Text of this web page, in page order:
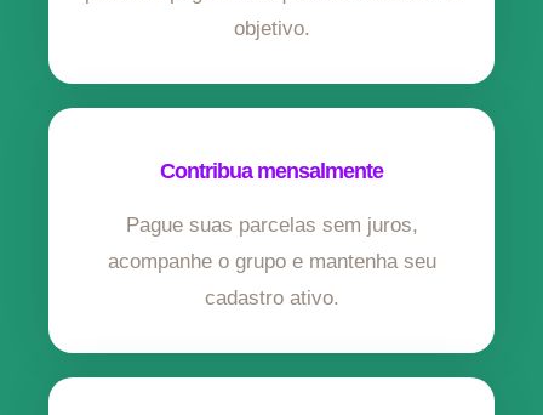
objetivo.
Contribua mensalmente
Pague suas parcelas sem juros,
acompanhe o grupo e mantenha seu
cadastro ativo.